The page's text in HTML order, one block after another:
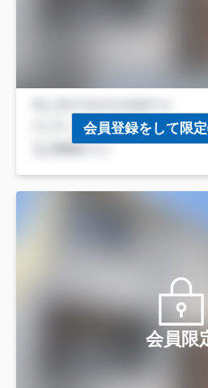
会員登録をして限
会員限